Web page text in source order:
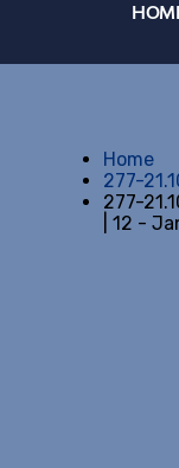
Home
277-
277-
| 12 -